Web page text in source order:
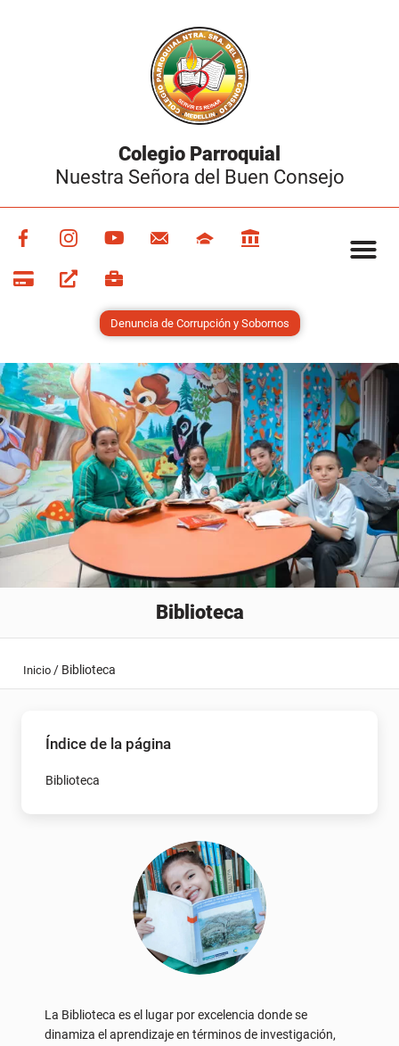
Colegio Parroquial
Nuestra Señora del Buen Consejo
Denuncia de Corrupción y Sobornos
Biblioteca
Inicio / Biblioteca
Índice de la página
Biblioteca
La Biblioteca es el lugar por excelencia donde se
dinamiza el aprendizaje en términos de investigación,